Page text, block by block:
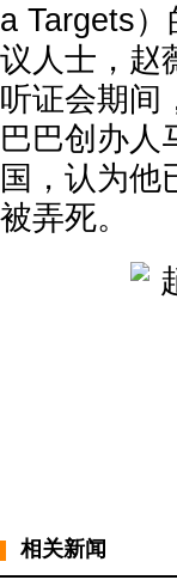
a Targets
议人士，赵
听证会期间
巴巴创办人
国，认为他
被弄死。
相关新闻